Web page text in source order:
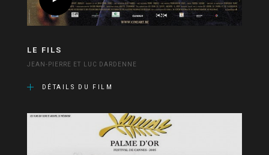
LE FILS
JEAN-PIERRE ET LUC DARDENNE
DÉTAILS DU FILM